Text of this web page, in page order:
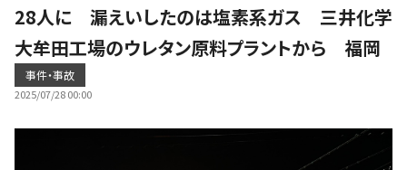
28人に 漏えいしたのは塩素系ガス 三井化学
大牟田工場のウレタン原料プラントから 福岡
事件・事故
2025/07/28 00:00